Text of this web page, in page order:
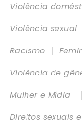
Violência
Violência sexual
Racismo
|
Violência de
Mulher e Mídia
|
Direitos sexuais